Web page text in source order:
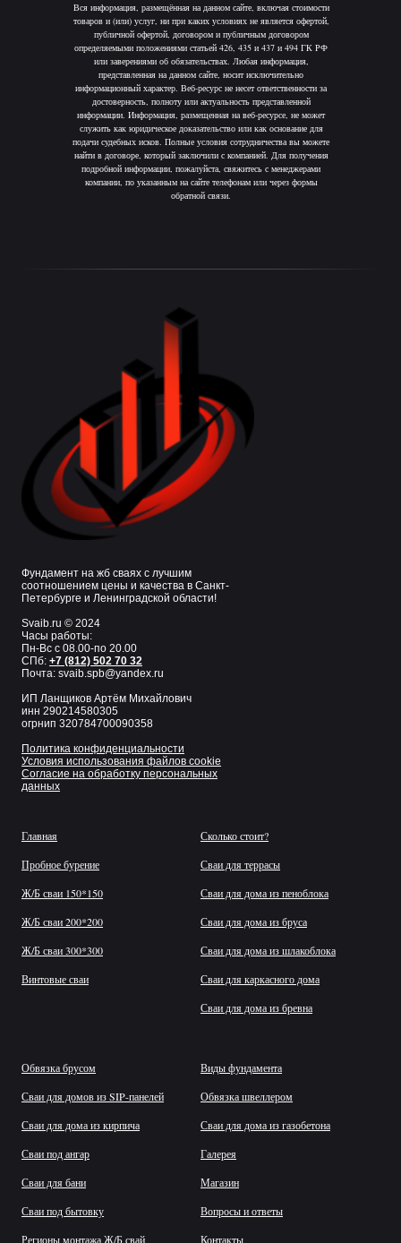
Вся информация, размещённая на данном сайте, включая стоимости
товаров и (или) услуг, ни при каких условиях не является офертой,
публичной офертой, договором и публичным договором
определяемыми положениями статьей 426, 435 и 437 и 494 ГК РФ
или заверениями об обязательствах. Любая информация,
представленная на данном сайте, носит исключительно
информационный характер. Веб-ресурс не несет ответственности за
достоверность, полноту или актуальность представленной
информации. Информация, размещенная на веб-ресурсе, не может
служить как юридическое доказательство или как основание для
подачи судебных исков. Полные условия сотрудничества вы можете
найти в договоре, который заключили с компанией. Для получения
подробной информации, пожалуйста, свяжитесь с менеджерами
компании, по указанным на сайте телефонам или через формы
обратной связи.
Фундамент на жб сваях с лучшим
соотношением цены и качества в Санкт-
Петербурге и Ленинградской области!
Svaib.ru © 2024
Часы работы:
Пн-Вс с 08.00-по 20.00
СПб: +7 (812) 502 70 32
Почта: svaib.spb@yandex.ru
ИП Ланщиков Артём Михайлович
инн 290214580305
огрнип 320784700090358
Политика конфиденциальности
Условия использования файлов cookie
Согласие на обработку персональных
данных
Главная
Пробное бурение
Ж/Б сваи 150*150
Ж/Б сваи 200*200
Ж/Б сваи 300*300
Винтовые сваи
Сколько стоит?
Сваи для террасы
Сваи для дома из пеноблока
Сваи для дома из бруса
Сваи для дома из шлакоблока
Сваи для каркасного дома
Сваи для дома из бревна
Обвязка брусом
Сваи для домов из SIP-панелей
Сваи для дома из кирпича
Сваи под ангар
Сваи для бани
Сваи под бытовку
Регионы монтажа Ж/Б свай
Виды фундамента
Обвязка швеллером
Сваи для дома из газобетона
Галерея
Магазин
Вопросы и ответы
Контакты